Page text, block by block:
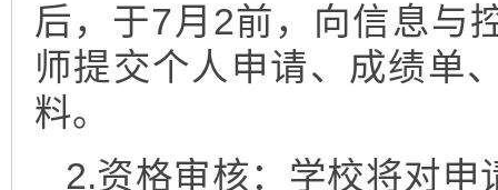
后，于7月2前，向信息与
师提交个人申请、成绩单
料。
2.资格审核：学校将对